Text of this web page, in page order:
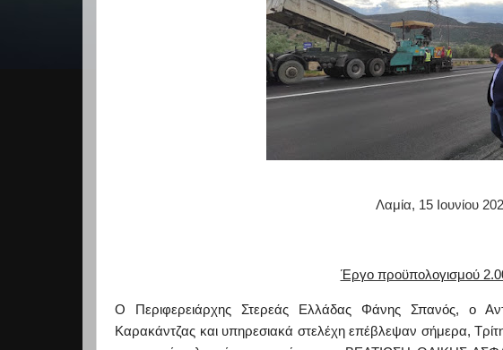
Λαμία, 15 Ιουνίου
Έργο προϋπολογισμού
Ο Περιφερειάρχης Στερεάς Ελλάδας Φάνης Σπανός, ο
Καρακάντζας και υπηρεσιακά στελέχη επέβλεψαν σήμερα,